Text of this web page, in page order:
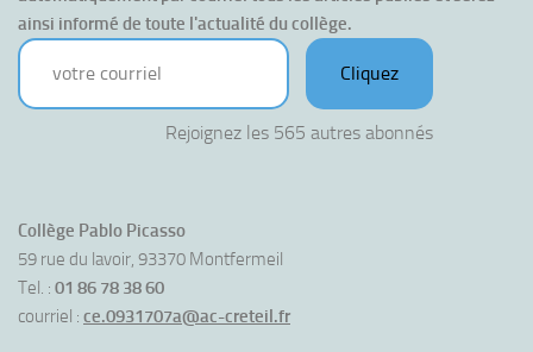
ainsi informé de toute l'actualité du collège.
votre courriel
Cliquez
Rejoignez les 565 autres abonnés
Collège Pablo Picasso
59 rue du lavoir, 93370 Montfermeil
Tel. : 01 86 78 38 60
courriel : ce.0931707a@ac-creteil.fr